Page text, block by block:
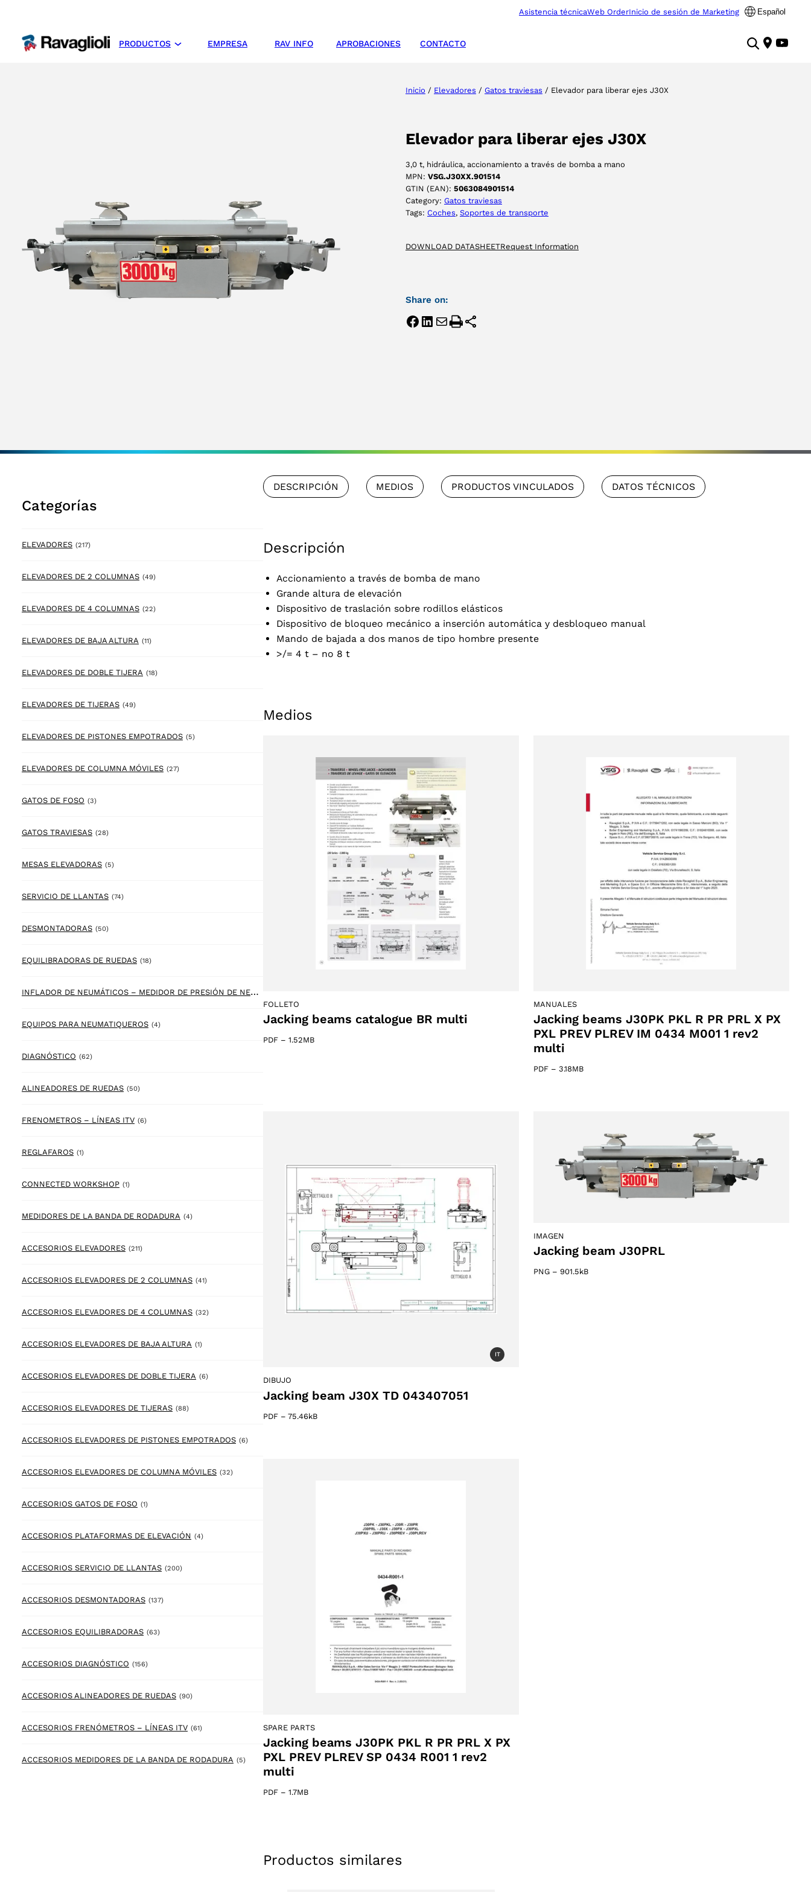
Asistencia técnicaWeb OrderInicio de sesión de Marketing Español
PRODUCTOS EMPRESA RAV INFO APROBACIONES CONTACTO
Inicio / Elevadores / Gatos traviesas / Elevador para liberar ejes J30X
Elevador para liberar ejes J30X
3,0 t, hidráulica, accionamiento a través de bomba a mano
MPN: VSG.J30XX.901514
GTIN (EAN): 5063084901514
Category: Gatos traviesas
Tags: Coches, Soportes de transporte
DOWNLOAD DATASHEETRequest Information
Share on:
Categorías
ELEVADORES (217)217 products
ELEVADORES DE 2 COLUMNAS (49)49 products
ELEVADORES DE 4 COLUMNAS (22)22 products
ELEVADORES DE BAJA ALTURA (11)11 products
ELEVADORES DE DOBLE TIJERA (18)18 products
ELEVADORES DE TIJERAS (49)49 products
ELEVADORES DE PISTONES EMPOTRADOS (5)5 products
ELEVADORES DE COLUMNA MÓVILES (27)27 products
GATOS DE FOSO (3)3 products
GATOS TRAVIESAS (28)28 products
MESAS ELEVADORAS (5)5 products
SERVICIO DE LLANTAS (74)74 products
DESMONTADORAS (50)50 products
EQUILIBRADORAS DE RUEDAS (18)18 products
I
NFLADOR DE NEUMÁTICOS – MEDIDOR DE PRESIÓN DE NEUMÁTICOS
EQUIPOS PARA NEUMATIQUEROS (4)4 products
DIAGNÓSTICO (62)62 products
ALINEADORES DE RUEDAS (50)50 products
FRENOMETROS – LÍNEAS ITV (6)6 products
REGLAFAROS (1)1 product
CONNECTED WORKSHOP (1)1 product
MEDIDORES DE LA BANDA DE RODADURA (4)4 products
ACCESORIOS ELEVADORES (211)211 products
ACCESORIOS ELEVADORES DE 2 COLUMNAS (41)41 products
ACCESORIOS ELEVADORES DE 4 COLUMNAS (32)32 products
ACCESORIOS ELEVADORES DE BAJA ALTURA (1)1 product
ACCESORIOS ELEVADORES DE DOBLE TIJERA (6)6 products
ACCESORIOS ELEVADORES DE TIJERAS (88)88 products
ACCESORIOS ELEVADORES DE PISTONES EMPOTRADOS (6)6 products
ACCESORIOS ELEVADORES DE COLUMNA MÓVILES (32)32 products
ACCESORIOS GATOS DE FOSO (1)1 product
ACCESORIOS PLATAFORMAS DE ELEVACIÓN (4)4 products
ACCESORIOS SERVICIO DE LLANTAS (200)200 products
ACCESORIOS DESMONTADORAS (137)137 products
ACCESORIOS EQUILIBRADORAS (63)63 products
ACCESORIOS DIAGNÓSTICO (156)156 products
ACCESORIOS ALINEADORES DE RUEDAS (90)90 products
ACCESORIOS FRENÓMETROS – LÍNEAS ITV (61)61 products
ACCESORIOS MEDIDORES DE LA BANDA DE RODADURA (5)5 products
DESCRIPCIÓN MEDIOS PRODUCTOS VINCULADOS DATOS TÉCNICOS
Descripción
Accionamiento a través de bomba de mano
Grande altura de elevación
Dispositivo de traslación sobre rodillos elásticos
Dispositivo de bloqueo mecánico a inserción automática y desbloqueo manual
Mando de bajada a dos manos de tipo hombre presente
>/= 4 t – no 8 t
Medios
FOLLETO
Jacking beams catalogue BR multi
PDF – 1.52MB
MANUALES
Jacking beams J30PK PKL R PR PRL X PX
PXL PREV PLREV IM 0434 M001 1 rev2
multi
PDF – 3.18MB
IT
DIBUJO
Jacking beam J30X TD 043407051
PDF – 75.46kB
IMAGEN
Jacking beam J30PRL
PNG – 901.5kB
SPARE PARTS
Jacking beams J30PK PKL R PR PRL X PX
PXL PREV PLREV SP 0434 R001 1 rev2
multi
PDF – 1.7MB
Productos similares
Tu provincia
ACEPTAR